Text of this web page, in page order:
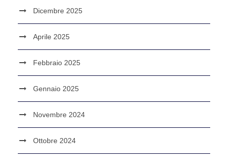
Dicembre 2025
Aprile 2025
Febbraio 2025
Gennaio 2025
Novembre 2024
Ottobre 2024